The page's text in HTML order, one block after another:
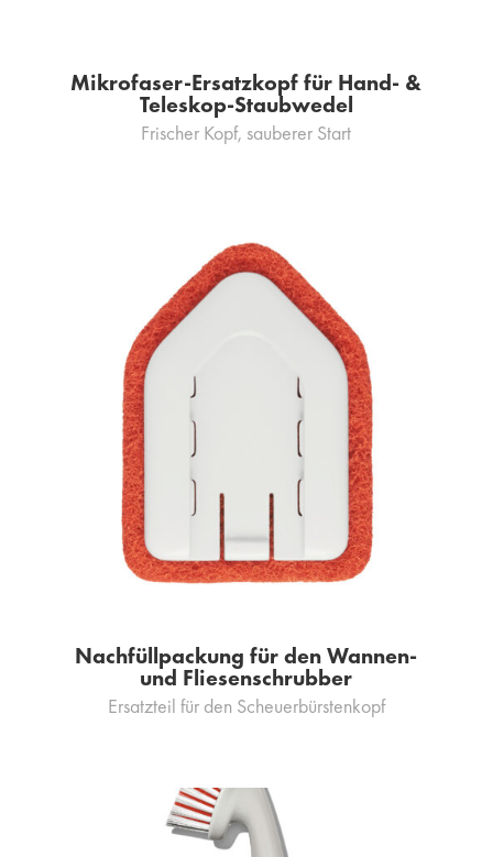
Mikrofaser-Ersatzkopf für Hand- &
Teleskop-Staubwedel
Frischer Kopf, sauberer Start
Nachfüllpackung für den Wannen-
und Fliesenschrubber
Ersatzteil für den Scheuerbürstenkopf